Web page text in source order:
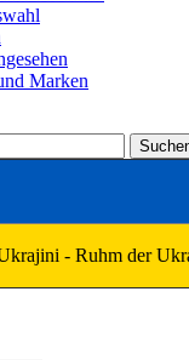
Marken
- Ruhm der